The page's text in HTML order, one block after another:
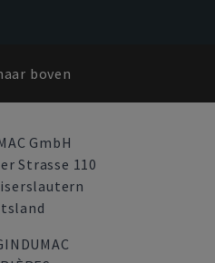
boven
GmbH
Strasse 110